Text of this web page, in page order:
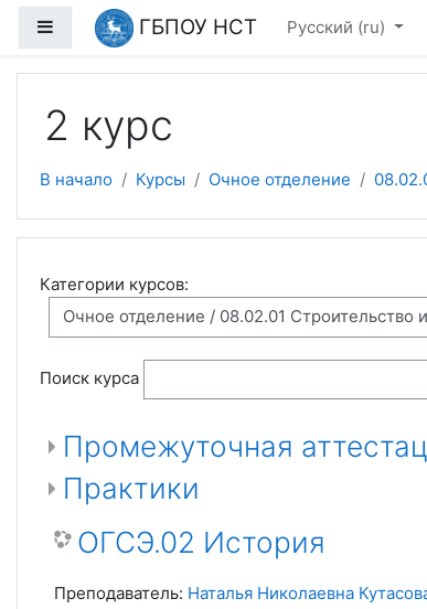
Перейти к основному содержанию
Боковая панельГБПОУ НСТ Русский ‎(ru)‎
2 курс
В начало Курсы Очное отделение
Категории курсов:
Поиск курса
Промежуточная
Практики
ОГСЭ.02 История
Преподаватель: Наталья Николаевна